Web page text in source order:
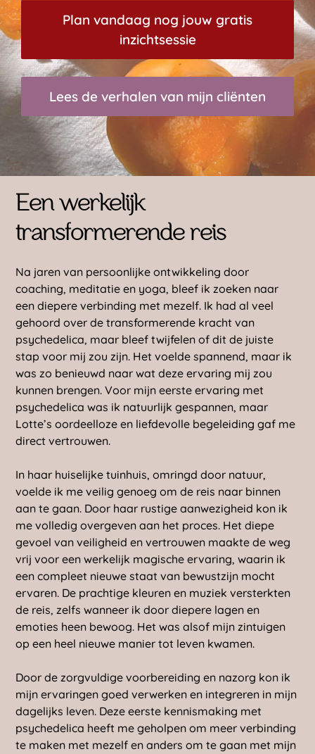
Plan vandaag nog jouw gratis
inzichtsessie
Lees de verhalen van mijn cliënten
Een werkelijk
transformerende reis
Na jaren van persoonlijke ontwikkeling door
coaching, meditatie en yoga, bleef ik zoeken naar
een diepere verbinding met mezelf. Ik had al veel
gehoord over de transformerende kracht van
psychedelica, maar bleef twijfelen of dit de juiste
stap voor mij zou zijn. Het voelde spannend, maar ik
was zo benieuwd naar wat deze ervaring mij zou
kunnen brengen. Voor mijn eerste ervaring met
psychedelica was ik natuurlijk gespannen, maar
Lotte’s oordeelloze en liefdevolle begeleiding gaf me
direct vertrouwen.
In haar huiselijke tuinhuis, omringd door natuur,
voelde ik me veilig genoeg om de reis naar binnen
aan te gaan. Door haar rustige aanwezigheid kon ik
me volledig overgeven aan het proces. Het diepe
gevoel van veiligheid en vertrouwen maakte de weg
vrij voor een werkelijk magische ervaring, waarin ik
een compleet nieuwe staat van bewustzijn mocht
ervaren. De prachtige kleuren en muziek versterkten
de reis, zelfs wanneer ik door diepere lagen en
emoties heen bewoog. Het was alsof mijn zintuigen
op een heel nieuwe manier tot leven kwamen.
Door de zorgvuldige voorbereiding en nazorg kon ik
mijn ervaringen goed verwerken en integreren in mijn
dagelijks leven. Deze eerste kennismaking met
psychedelica heeft me geholpen om meer verbinding
te maken met mezelf en anders om te gaan met mijn